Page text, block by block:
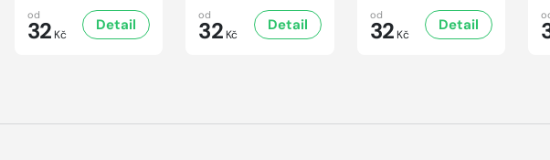
od
32 Kč
Detail
od
32 Kč
Detail
od
32 Kč
Detail